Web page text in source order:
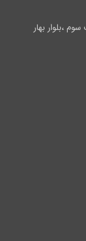
،بلوار بهار